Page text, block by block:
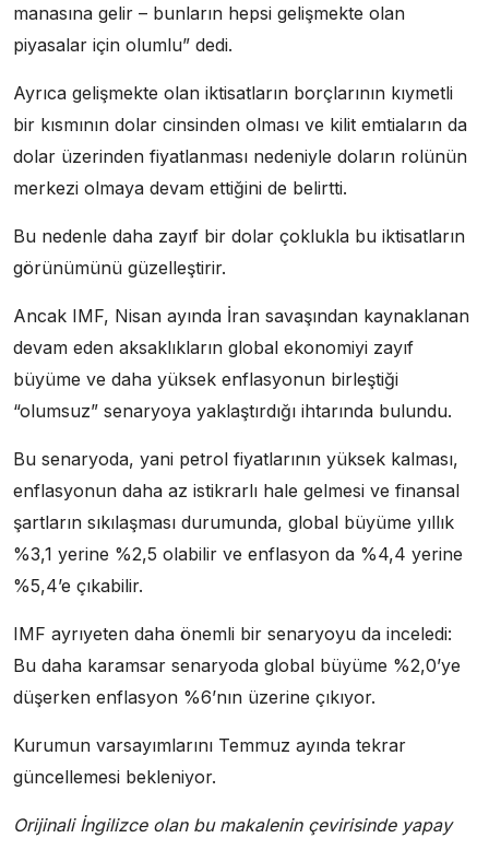
manasına gelir – bunların hepsi gelişmekte olan
piyasalar için olumlu” dedi.
Ayrıca gelişmekte olan iktisatların borçlarının kıymetli
bir kısmının dolar cinsinden olması ve kilit emtiaların da
dolar üzerinden fiyatlanması nedeniyle doların rolünün
merkezi olmaya devam ettiğini de belirtti.
Bu nedenle daha zayıf bir dolar çoklukla bu iktisatların
görünümünü güzelleştirir.
Ancak IMF, Nisan ayında İran savaşından kaynaklanan
devam eden aksaklıkların global ekonomiyi zayıf
büyüme ve daha yüksek enflasyonun birleştiği
“olumsuz” senaryoya yaklaştırdığı ihtarında bulundu.
Bu senaryoda, yani petrol fiyatlarının yüksek kalması,
enflasyonun daha az istikrarlı hale gelmesi ve finansal
şartların sıkılaşması durumunda, global büyüme yıllık
%3,1 yerine %2,5 olabilir ve enflasyon da %4,4 yerine
%5,4’e çıkabilir.
IMF ayrıyeten daha önemli bir senaryoyu da inceledi:
Bu daha karamsar senaryoda global büyüme %2,0’ye
düşerken enflasyon %6’nın üzerine çıkıyor.
Kurumun varsayımlarını Temmuz ayında tekrar
güncellemesi bekleniyor.
Orijinali İngilizce olan bu makalenin çevirisinde yapay